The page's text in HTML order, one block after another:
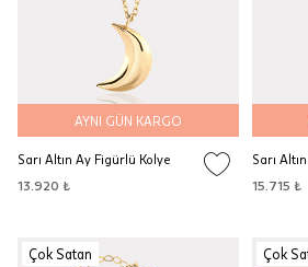
AYNI GÜN KARGO
Sarı Altın Ay Figürlü Kolye
13.920 ₺
Sarı
15.715 ₺
Çok Satan Çok